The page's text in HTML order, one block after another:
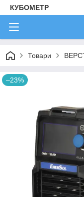
КУБОМЕТР
Товари
–23%